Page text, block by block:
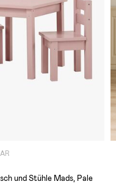
und Stühle Mads, Pale